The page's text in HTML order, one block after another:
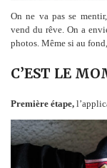
On ne va pas se
vend du rêve. On a
photos. Même si au
C’EST LE
Première étape,